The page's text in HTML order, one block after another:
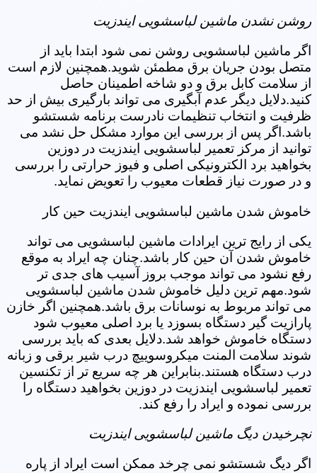
روشن نشدن ماشین لباسشویی ایندزیت
اگر ماشین لباسشویی روشن نمی شود ابتدا باید از
متصل بودن جریان برق مطمئن شوید.همچنین لازم است
از سلامت کابل برق و دو شاخه اطمینان حاصل
کنید.دلایل دیگر عدم آبگیری می تواند بارگیری بیش از حد
ظرفیت و انتخاب تنظیمات نادرست برنامه شستشو
باشد.اگر پس از بررسی این موارد مشکل حل نشد می
توانید از مرکز تعمیر لباسشویی ایندزیت در دوزین
بخواهید برد الکترونیکی اصلی و فیوز حرارتی را بررسی
و در صورت نیاز قطعات معیوب را تعویض نماید.
خاموش شدن ماشین لباسشویی ایندزیت حین کار
یکی از رایج ترین ایرادات ماشین لباسشویی می تواند
خاموش شدن آن حین کار باشد.چنان چه ایراد به موقع
رفع نشود می تواند موجب بروز آسیب های جدی تر
شود.مهم ترین دلیل خاموش شدن ماشین لباسشویی
می تواند مربوط به نوسانات برق باشد.همچنین اگر خازن
پارازیت گیر دستگاه بسوزد یا برد اصلی معیوب شود
دستگاه خاموش خواهد شد.دلایل بعدی که باید بررسی
شوند سلامت المنت میکروسوییچ درب شیر برقی و زبانه
درب دستگاه هستند.بنابراین هر چه سریع تر از تکنسین
تعمیر لباسشویی ایندزیت در دوزین بخواهید دستگاه را
بررسی نموده و ایراد را رفع کند.
نچرخیدن دیگ ماشین لباسشویی ایندزیت
اگر دیگ شستشو نمی چرخد ممکن است ایراد از پاره